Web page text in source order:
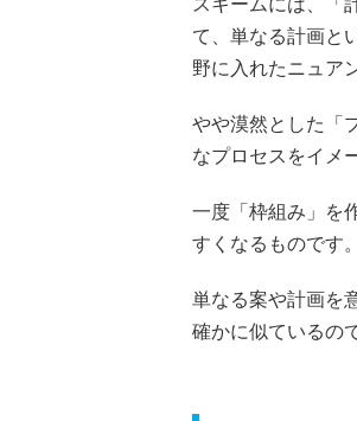
スキームには、「
て、単なる計画と
野に入れたニュア
やや漠然とした「
なプロセスをイメ
一度「枠組み」を
すくなるものです。
単なる案や計画を
確かに似ているの